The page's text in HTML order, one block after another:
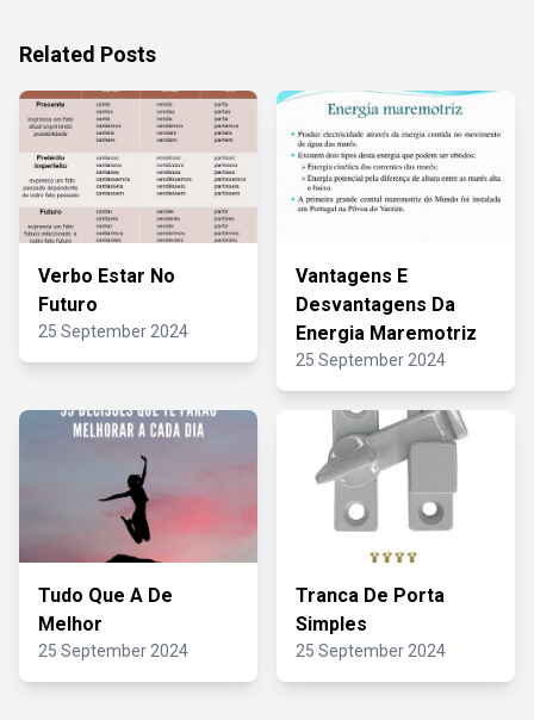
Related Posts
Verbo Estar No
Futuro
25 September 2024
Vantagens E
Desvantagens Da
Energia Maremotriz
25 September 2024
Tudo Que A De
Melhor
25 September 2024
Tranca De Porta
Simples
25 September 2024